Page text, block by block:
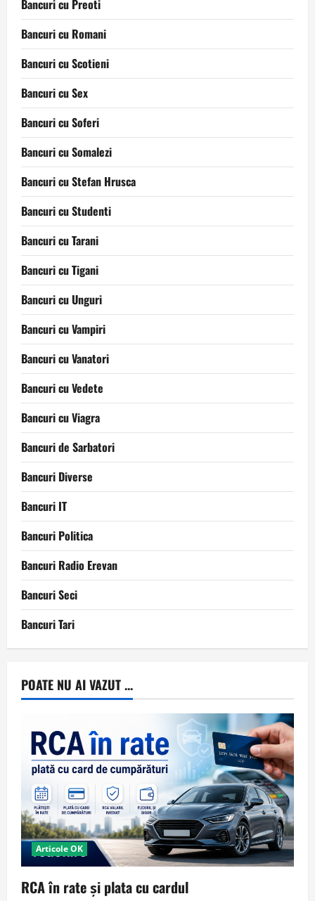
Bancuri cu Preoti
Bancuri cu Romani
Bancuri cu Scotieni
Bancuri cu Sex
Bancuri cu Soferi
Bancuri cu Somalezi
Bancuri cu Stefan Hrusca
Bancuri cu Studenti
Bancuri cu Tarani
Bancuri cu Tigani
Bancuri cu Unguri
Bancuri cu Vampiri
Bancuri cu Vanatori
Bancuri cu Vedete
Bancuri cu Viagra
Bancuri de Sarbatori
Bancuri Diverse
Bancuri IT
Bancuri Politica
Bancuri Radio Erevan
Bancuri Seci
Bancuri Tari
POATE NU AI VAZUT ...
Articole OK
RCA în rate și plata cu cardul